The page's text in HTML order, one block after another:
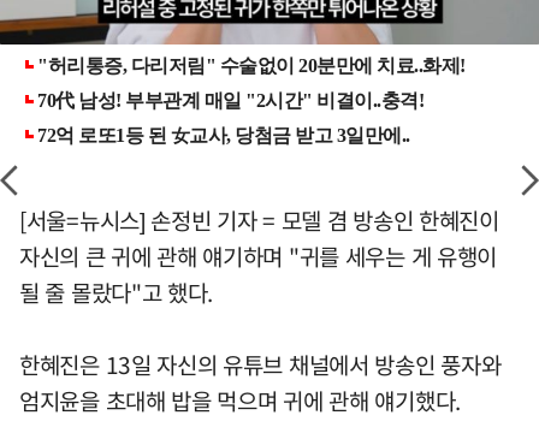
[서울=뉴시스] 손정빈 기자 = 모델 겸 방송인 한혜진이
자신의 큰 귀에 관해 얘기하며 "귀를 세우는 게 유행이
될 줄 몰랐다"고 했다.
한혜진은 13일 자신의 유튜브 채널에서 방송인 풍자와
엄지윤을 초대해 밥을 먹으며 귀에 관해 얘기했다.